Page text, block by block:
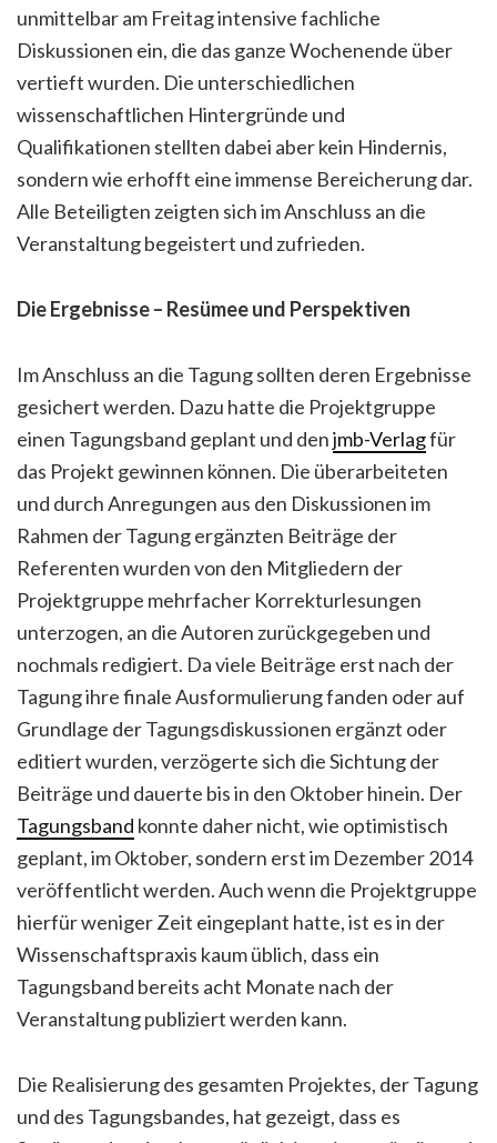
unmittelbar am Freitag intensive fachliche
Diskussionen ein, die das ganze Wochenende über
vertieft wurden. Die unterschiedlichen
wissenschaftlichen Hintergründe und
Qualifikationen stellten dabei aber kein Hindernis,
sondern wie erhofft eine immense Bereicherung dar.
Alle Beteiligten zeigten sich im Anschluss an die
Veranstaltung begeistert und zufrieden.
Die Ergebnisse – Resümee und Perspektiven
Im Anschluss an die Tagung sollten deren Ergebnisse
gesichert werden. Dazu hatte die Projektgruppe
einen Tagungsband geplant und denjmb-Verlagfür
das Projekt gewinnen können. Die überarbeiteten
und durch Anregungen aus den Diskussionen im
Rahmen der Tagung ergänzten Beiträge der
Referenten wurden von den Mitgliedern der
Projektgruppe mehrfacher Korrekturlesungen
unterzogen, an die Autoren zurückgegeben und
nochmals redigiert. Da viele Beiträge erst nach der
Tagung ihre finale Ausformulierung fanden oder auf
Grundlage der Tagungsdiskussionen ergänzt oder
editiert wurden, verzögerte sich die Sichtung der
Beiträge und dauerte bis in den Oktober hinein. Der
Tagungsband konnte daher nicht, wie optimistisch
geplant, im Oktober, sondern erst im Dezember 2014
veröffentlicht werden. Auch wenn die Projektgruppe
hierfür weniger Zeit eingeplant hatte, ist es in der
Wissenschaftspraxis kaum üblich, dass ein
Tagungsband bereits acht Monate nach der
Veranstaltung publiziert werden kann.
Die Realisierung des gesamten Projektes, der Tagung
und des Tagungsbandes, hat gezeigt, dass es